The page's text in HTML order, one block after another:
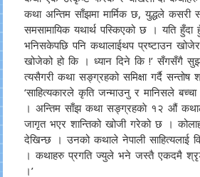
कथा अन्तिम साँझमा मार्मिक छ, युद्धले कसरी
समसामायिक यथार्थ पस्किएको छ । यति
भनिसकेपछि पनि कथालाईथप प्रष्टाउन
खोजेको हो कि । ध्यान दिने कि !’ सँगसँगै
त्यसैगरी कथा सङ्ग्रहको समिक्षा गर्दै सन्तोष
‘साहित्यकारले कृति जन्माउनु र मानिसले
। अन्तिम साँझ कथा सङ्ग्रहकाे १२ औं
जागृत भएर शान्तिको खोजी गरेको छ ।
देखिन्छ । उनको कथाले नेपाली साहित्यलाई
। कथाहरु प्रगति ज्युले भने जस्तै एकदमै
।’